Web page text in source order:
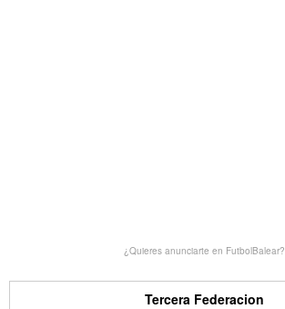
¿Quieres anunciarte en FutbolBalear?
Tercera Federacion